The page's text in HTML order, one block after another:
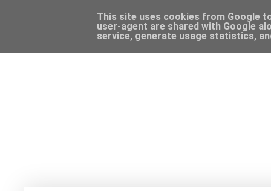
This site uses cookies from Google
user-agent are shared with Google
service, generate usage statistics,